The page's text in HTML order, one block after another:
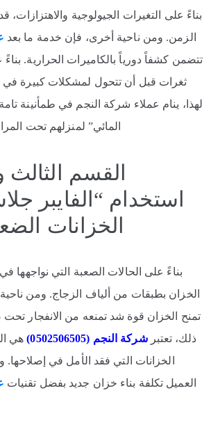
بناءً على التغيرات الجيولوجية والاهتزازات،
الزمن. ومن ناحية أخرى، فإن خدمة ما بعد
تتضمن كشفاً دورياً بالكاميرات الحرارية.
ثغرات قبل أن تتحول لمشكلات كبيرة في
لهذا، ينام عملاء شركة النجم في طمأنينة
المائي” لمنزلهم تحت
القسم
استخدام “الفايبر
الخزانات
بناءً على الحالات الصعبة التي نواجهها في
الخزان بطبقات من ألياف الزجاج. ومن
تمنح الخزان قوة شد تمنعه من الانفجار
ذلك، تعتبرشركة النجم (0502506505)
هي
الخزانات التي فقد الأمل في إصلاحها.
العميل تكلفة بناء خزان جديد بفضل تقنيات